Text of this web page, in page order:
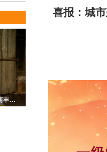
校党委常委、副校长董圣鸿赴南丰看望慰问 城市建设学院暑期“三下乡”社会实践队
喜报：城